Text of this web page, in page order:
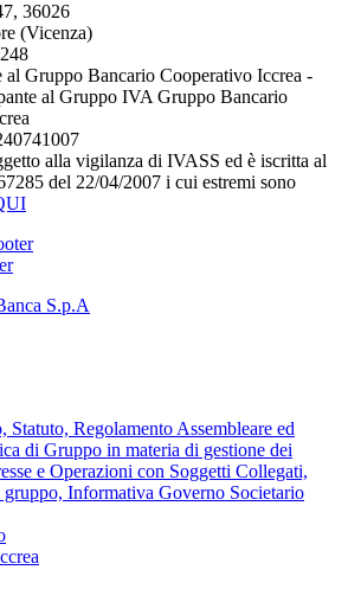
36026
(Vicenza)
al Gruppo Bancario Cooperativo Iccrea -
al Gruppo IVA Gruppo Bancario
alla vigilanza di IVASS ed è iscritta al
del 22/04/2007 i cui estremi sono
S.p.A
Statuto, Regolamento Assembleare ed
di Gruppo in materia di gestione dei
e Operazioni con Soggetti Collegati,
Informativa Governo Societario